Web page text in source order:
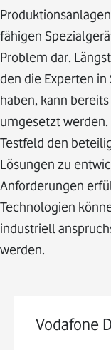
fähigen
Problem dar.
den die Experten
haben, kann
umgesetzt werden.
Testfeld den
Lösungen zu
Anforderungen
Technologien
industriell
werden.
Vodafone